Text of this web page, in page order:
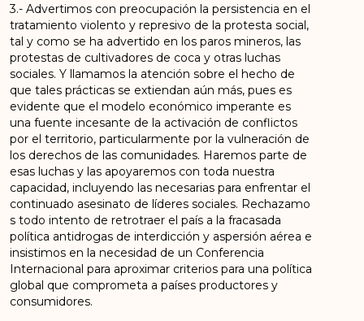
3.- Advertimos con preocupación la persistencia en el
tratamiento violento y represivo de la protesta social,
tal y como se ha advertido en los paros mineros, las
protestas de cultivadores de coca y otras luchas
sociales. Y llamamos la atención sobre el hecho de
que tales prácticas se extiendan aún más, pues es
evidente que el modelo económico imperante es
una fuente incesante de la activación de conflictos
por el territorio, particularmente por la vulneración de
los derechos de las comunidades. Haremos parte de
esas luchas y las apoyaremos con toda nuestra
capacidad, incluyendo las necesarias para enfrentar el
continuado asesinato de líderes sociales. Rechazamo
s todo intento de retrotraer el país a la fracasada
política antidrogas de interdicción y aspersión aérea e
insistimos en la necesidad de un Conferencia
Internacional para aproximar criterios para una política
global que comprometa a países productores y
consumidores.